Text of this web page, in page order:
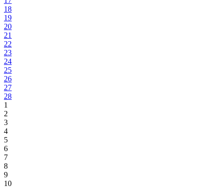
18
19
20
21
22
23
24
25
26
27
28
1
2
3
4
5
6
7
8
9
10